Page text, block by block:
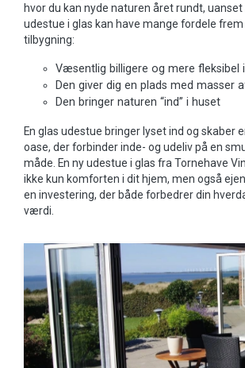
hvor du kan nyde naturen året rundt, uanset
udestue i glas kan have mange fordele
tilbygning:
Væsentlig billigere og mere fleksibel
Den giver dig en plads med masser
Den bringer naturen “ind” i huset
En glas udestue bringer lyset ind og skaber
oase, der forbinder inde- og udeliv på en
måde. En ny udestue i glas fra Tornehave
ikke kun komforten i dit hjem, men også
en investering, der både forbedrer din
værdi.